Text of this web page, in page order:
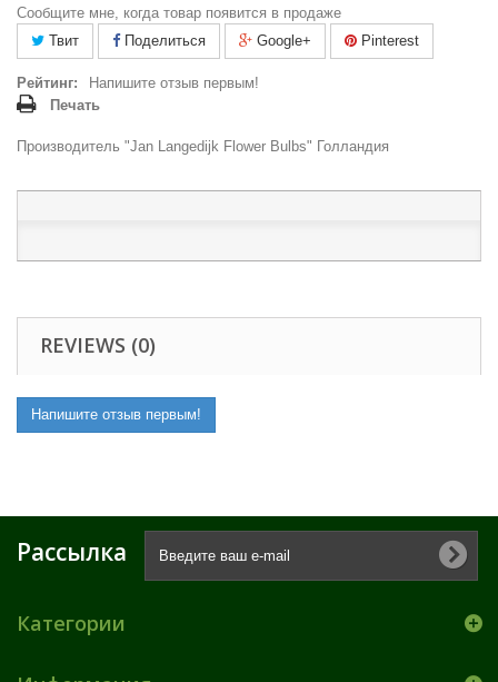
Сообщите мне, когда товар появится в продаже
Твит
Поделиться Google+ Pinterest
Рейтинг:
Напишите отзыв первым!
Печать
Производитель "Jan Langedijk Flower Bulbs" Голландия
REVIEWS (0)
Напишите отзыв первым!
Рассылка
Категории